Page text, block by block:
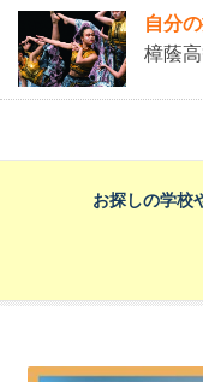
自分
樟蔭
お探しの学校